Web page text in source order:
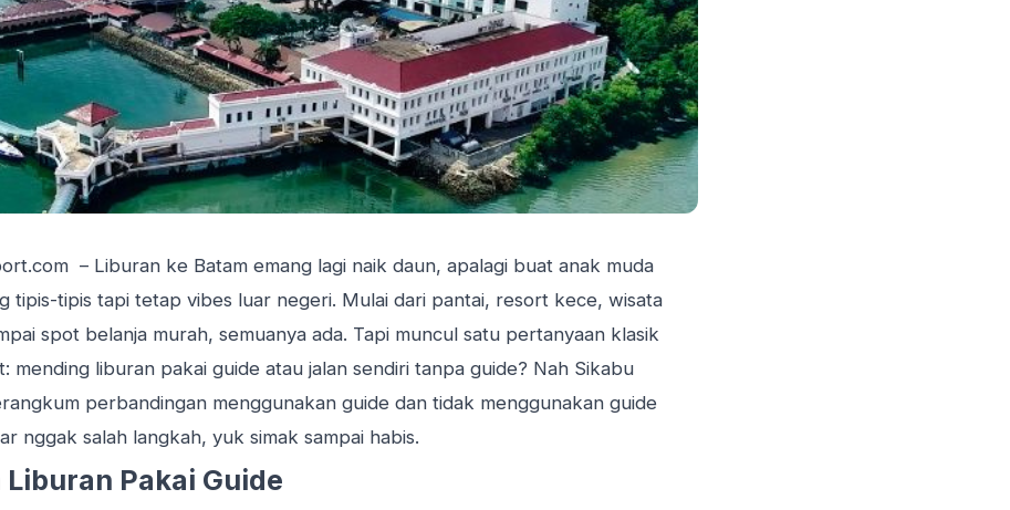
– Liburan ke Batam emang lagi naik daun, apalagi buat anak muda
tipis-tipis tapi tetap vibes luar negeri. Mulai dari pantai, resort kece, wisata
spot belanja murah, semuanya ada. Tapi muncul satu pertanyaan klasik
mending liburan pakai guide atau jalan sendiri tanpa guide? Nah Sikabu
perbandingan menggunakan guide dan tidak menggunakan guide
nggak salah langkah, yuk simak sampai habis.
Pakai Guide